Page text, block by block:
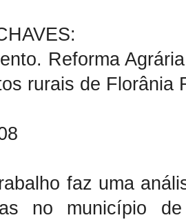
Reforma
rurais de Florânia
faz uma
no município